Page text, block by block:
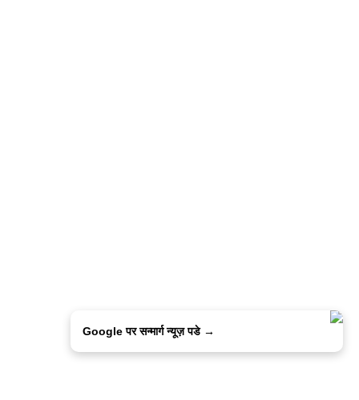
Google पर सन्मार्ग न्यूज़ पडे →